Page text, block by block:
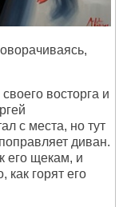
восторга и
с места, но тут
диван.
его щекам, и
горят его